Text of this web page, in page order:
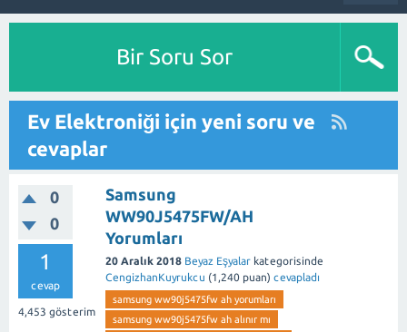
Bir Soru Sor
Ev Elektroniği için yeni soru ve
cevaplar
0
0
1
cevap
4,453 gösterim
Samsung
WW90J5475FW/AH
Yorumları
20 Aralık 2018 Beyaz Eşyalar kategorisinde
CengizhanKuyrukcu (1,240 puan) cevapladı
samsung ww90j5475fw ah yorumları
samsung ww90j5475fw ah alınır mı